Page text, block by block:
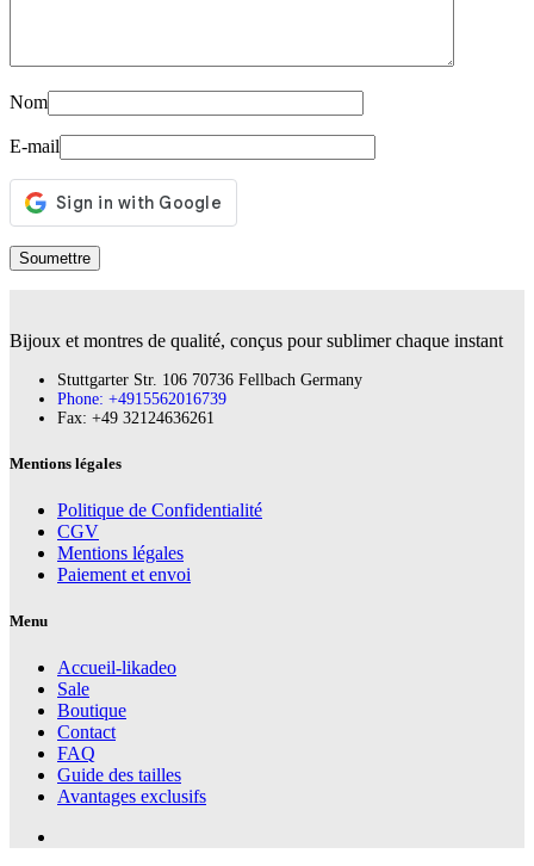
Nom
E-mail
Bijoux et montres de qualité, conçus pour sublimer chaque instant
Stuttgarter Str. 106 70736 Fellbach Germany
Phone: +4915562016739
Fax:‪ +49 32124636261
Mentions légales
Politique de Confidentialité
CGV
Mentions légales
Paiement et envoi
Menu
Accueil-likadeo
Sale
Boutique
Contact
FAQ
Guide des tailles
Avantages exclusifs